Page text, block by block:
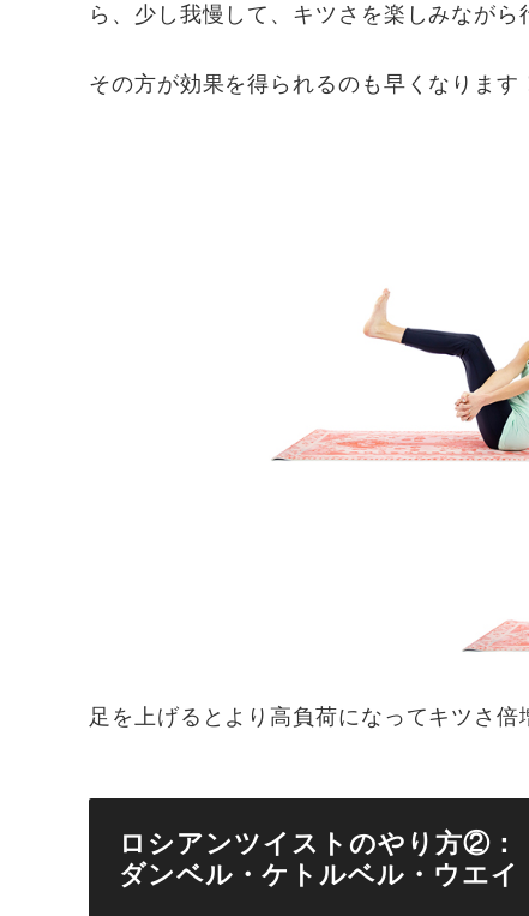
ら、少し我慢して、キツさを楽しみながら
その方が効果を得られるのも早くなります
足を上げるとより高負荷になってキツさ
ロシアンツイストのやり方②：
ダンベル・ケトルベル・ウエイ